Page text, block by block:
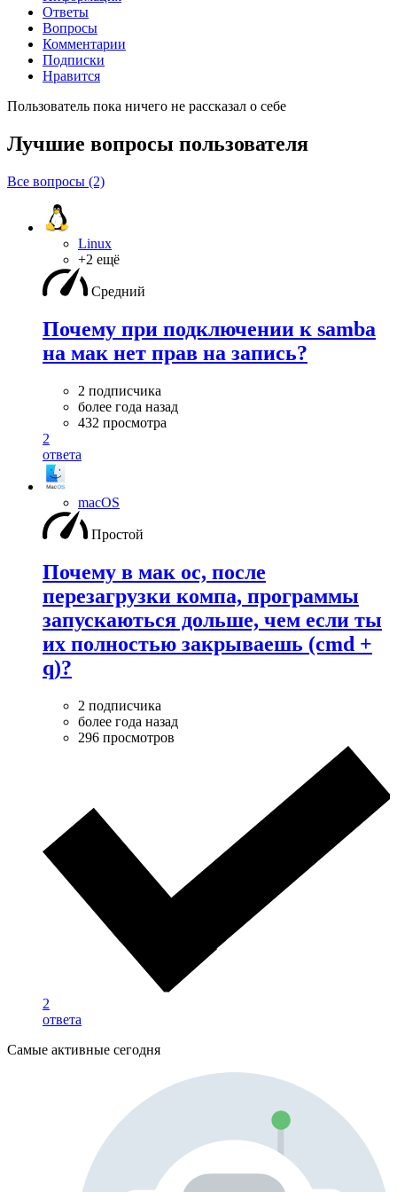
Ответы
Вопросы
Комментарии
Подписки
Нравится
Пользователь пока ничего не рассказал о себе
Лучшие вопросы пользователя
Все вопросы (2)
Linux
+2 ещё
Средний
Почему при подключении к samba
на мак нет прав на запись?
2 подписчика
более года назад
432 просмотра
2
ответа
macOS
Простой
Почему в мак ос, после
перезагрузки компа, программы
запускаються дольше, чем если ты
их полностью закрываешь (cmd +
q)?
2 подписчика
более года назад
296 просмотров
2
ответа
Самые активные сегодня